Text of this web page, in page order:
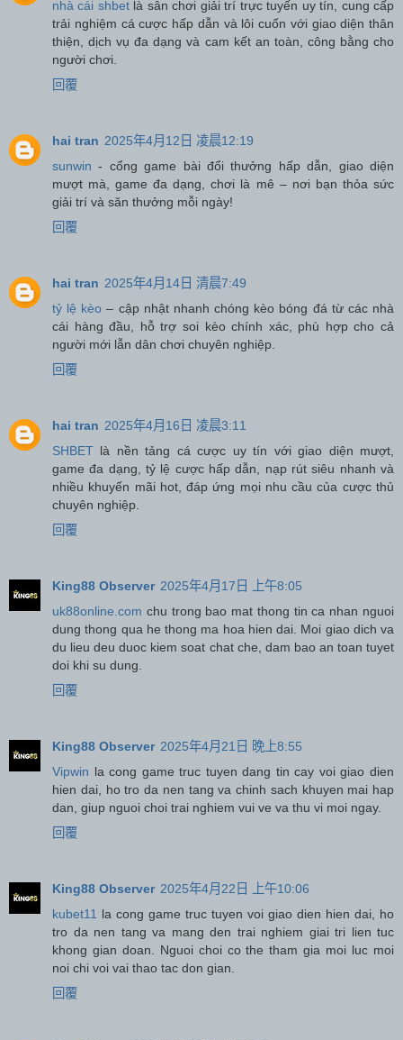
nhà cái shbetlà sân chơi giải trí trực tuyến uy tín, cung cấp
trải nghiệm cá cược hấp dẫn và lôi cuốn với giao diện thân
thiện, dịch vụ đa dạng và cam kết an toàn, công bằng cho
người chơi.
回覆
hai tran 2025年4月12日 凌晨12:19
sunwin - cổng game bài đổi thưởng hấp dẫn, giao diện
mượt mà, game đa dạng, chơi là mê – nơi bạn thỏa sức
giải trí và săn thưởng mỗi ngày!
回覆
hai tran 2025年4月14日 清晨7:49
tỷ lệ kèo – cập nhật nhanh chóng kèo bóng đá từ các nhà
cái hàng đầu, hỗ trợ soi kèo chính xác, phù hợp cho cả
người mới lẫn dân chơi chuyên nghiệp.
回覆
hai tran 2025年4月16日 凌晨3:11
SHBET là nền tảng cá cược uy tín với giao diện mượt,
game đa dạng, tỷ lệ cược hấp dẫn, nạp rút siêu nhanh và
nhiều khuyến mãi hot, đáp ứng mọi nhu cầu của cược thủ
chuyên nghiệp.
回覆
King88 Observer 2025年4月17日 上午8:05
uk88online.com chu trong bao mat thong tin ca nhan nguoi
dung thong qua he thong ma hoa hien dai. Moi giao dich va
du lieu deu duoc kiem soat chat che, dam bao an toan tuyet
doi khi su dung.
回覆
King88 Observer 2025年4月21日 晚上8:55
Vipwin la cong game truc tuyen dang tin cay voi giao dien
hien dai, ho tro da nen tang va chinh sach khuyen mai hap
dan, giup nguoi choi trai nghiem vui ve va thu vi moi ngay.
回覆
King88 Observer 2025年4月22日 上午10:06
kubet11 la cong game truc tuyen voi giao dien hien dai, ho
tro da nen tang va mang den trai nghiem giai tri lien tuc
khong gian doan. Nguoi choi co the tham gia moi luc moi
noi chi voi vai thao tac don gian.
回覆